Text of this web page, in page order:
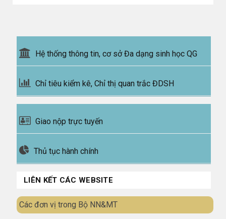
Hệ thống thông tin, cơ sở Đa dạng sinh học QG
Chỉ tiêu kiểm kê, Chỉ thị quan trắc ĐDSH
Giao nộp trực tuyến
Thủ tục hành chính
LIÊN KẾT CÁC WEBSITE
Các đơn vị trong Bộ NN&MT